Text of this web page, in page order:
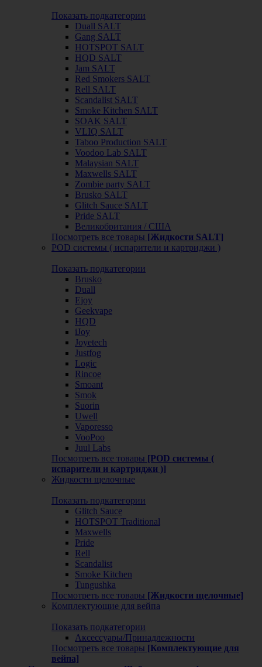
Показать подкатегории
Duall SALT
Gang SALT
HOTSPOT SALT
HQD SALT
Jam SALT
Red Smokers SALT
Rell SALT
Scandalist SALT
Smoke Kitchen SALT
SOAK SALT
VLIQ SALT
Taboo Production SALT
Voodoo Lab SALT
Malaysian SALT
Maxwells SALT
Zombie party SALT
Brusko SALT
Glitch Sauce SALT
Pride SALT
Великобритания / США
Посмотреть все товары [Жидкости SALT]
POD системы ( испарители и картриджи )
Показать подкатегории
Brusko
Duall
Ejoy
Geekvape
HQD
iJoy
Joyetech
Justfog
Logic
Rincoe
Smoant
Smok
Suorin
Uwell
Vaporesso
VooPoo
Juul Labs
Посмотреть все товары [POD системы (
испарители и картриджи )]
Жидкости щелочные
Показать подкатегории
Glitch Sauce
HOTSPOT Traditional
Maxwells
Pride
Rell
Scandalist
Smoke Kitchen
Tungushka
Посмотреть все товары [Жидкости щелочные]
Комплектующие для вейпа
Показать подкатегории
Аксессуары/Принадлежности
Посмотреть все товары [Комплектующие для
вейпа]